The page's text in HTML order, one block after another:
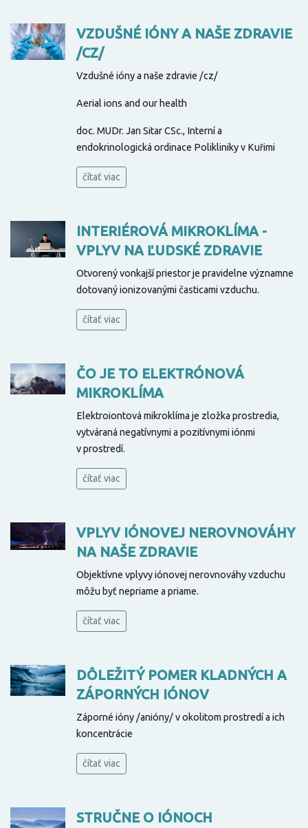
VZDUŠNÉ IÓNY A NAŠE ZDRAVIE
/CZ/
Vzdušné ióny a naše zdravie /cz/
Aerial ions and our health
doc. MUDr. Jan Sitar CSc., Interní a
endokrinologická ordinace Polikliniky v Kuřimi
čítať viac
INTERIÉROVÁ MIKROKLÍMA -
VPLYV NA ĽUDSKÉ ZDRAVIE
Otvorený vonkajší priestor je pravidelne významne
dotovaný ionizovanými časticami vzduchu.
čítať viac
ČO JE TO ELEKTRÓNOVÁ
MIKROKLÍMA
Elektroiontová mikroklíma je zložka prostredia,
vytváraná negatívnymi a pozitívnymi iónmi
v prostredí.
čítať viac
VPLYV IÓNOVEJ NEROVNOVÁHY
NA NAŠE ZDRAVIE
Objektívne vplyvy iónovej nerovnováhy vzduchu
môžu byť nepriame a priame.
čítať viac
DÔLEŽITÝ POMER KLADNÝCH A
ZÁPORNÝCH IÓNOV
Záporné ióny /anióny/ v okolitom prostredí a ich
koncentrácie
čítať viac
STRUČNE O IÓNOCH